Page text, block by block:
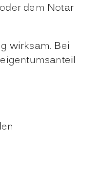
dem Notar
wirksam. Bei